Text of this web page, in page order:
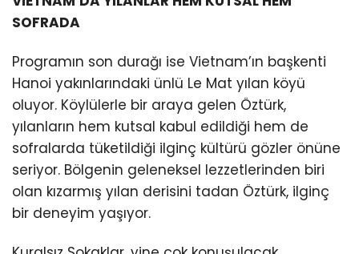
SOFRADA
Programın son durağı ise Vietnam’ın başkenti
Hanoi yakınlarındaki ünlü Le Mat yılan köyü
oluyor. Köylülerle bir araya gelen Öztürk,
yılanların hem kutsal kabul edildiği hem de
sofralarda tüketildiği ilginç kültürü gözler önüne
seriyor. Bölgenin geleneksel lezzetlerinden biri
olan kızarmış yılan derisini tadan Öztürk, ilginç
bir deneyim yaşıyor.